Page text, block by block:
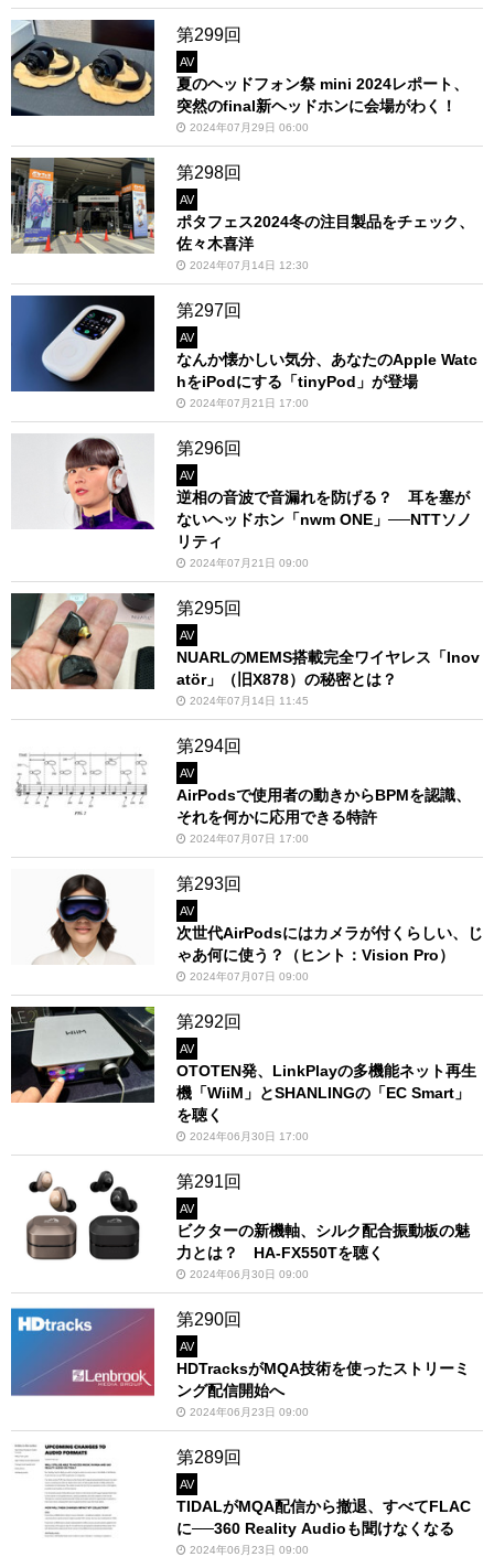
第299回
AV
夏のヘッドフォン祭 mini 2024レポート、
突然のfinal新ヘッドホンに会場がわく！
2024年07月29日 06:00
第298回
AV
ポタフェス2024冬の注目製品をチェック、
佐々木喜洋
2024年07月14日 12:30
第297回
AV
なんか懐かしい気分、あなたのApple Watc
hをiPodにする「tinyPod」が登場
2024年07月21日 17:00
第296回
AV
逆相の音波で音漏れを防げる？ 耳を塞が
ないヘッドホン「nwm ONE」──NTTソノ
リティ
2024年07月21日 09:00
第295回
AV
NUARLのMEMS搭載完全ワイヤレス「Inov
atör」（旧X878）の秘密とは？
2024年07月14日 11:45
第294回
AV
AirPodsで使用者の動きからBPMを認識、
それを何かに応用できる特許
2024年07月07日 17:00
第293回
AV
次世代AirPodsにはカメラが付くらしい、じ
ゃあ何に使う？（ヒント：Vision Pro）
2024年07月07日 09:00
第292回
AV
OTOTEN発、LinkPlayの多機能ネット再生
機「WiiM」とSHANLINGの「EC Smart」
を聴く
2024年06月30日 17:00
第291回
AV
ビクターの新機軸、シルク配合振動板の魅
力とは？ HA-FX550Tを聴く
2024年06月30日 09:00
第290回
AV
HDTracksがMQA技術を使ったストリーミ
ング配信開始へ
2024年06月23日 09:00
第289回
AV
TIDALがMQA配信から撤退、すべてFLAC
に──360 Reality Audioも聞けなくなる
2024年06月23日 09:00